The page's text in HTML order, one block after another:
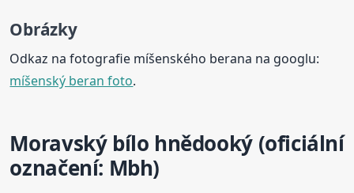
Obrázky
Odkaz na fotografie míšenského berana na googlu:
míšenský beran foto.
Moravský bílo hnědooký (oficiální
označení: Mbh)